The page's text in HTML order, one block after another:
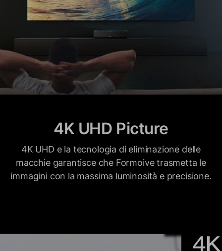
4K UHD Picture
4K UHD e la tecnologia di eliminazione delle
macchie garantisce che Formoive trasmetta le
immagini con la massima luminosità e precisione.